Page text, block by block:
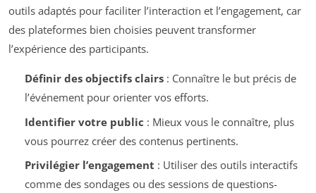
outils adaptés pour faciliter l’interaction et l’engagement, car
des plateformes bien choisies peuvent transformer
l’expérience des participants.
Définir des objectifs clairs: Connaître le but précis de
l’événement pour orienter vos efforts.
Identifier votre public : Mieux vous le connaître, plus
vous pourrez créer des contenus pertinents.
Privilégier l’engagement : Utiliser des outils interactifs
comme des sondages ou des sessions de questions-